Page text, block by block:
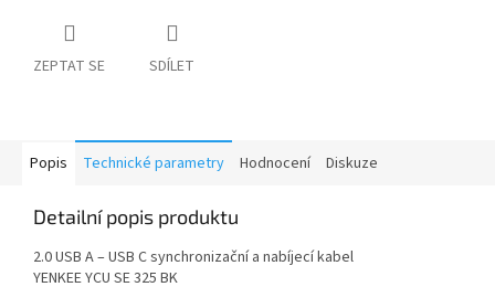
ZEPTAT SE SDÍLET
Popis Technické parametry Hodnocení Diskuze
Detailní popis produktu
2.0 USB A – USB C synchronizační a nabíjecí kabel
YENKEE YCU SE 325 BK